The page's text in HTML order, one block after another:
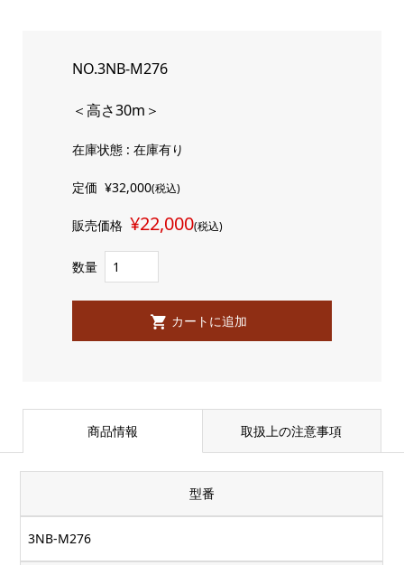
NO.3NB-M276
＜高さ30m＞
在庫状態 : 在庫有り
定価 ¥32,000(税込)
販売価格 ¥22,000(税込)
数量
商品情報 取扱上の注意事項
型番
3NB-M276